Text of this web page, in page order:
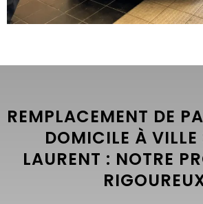
REMPLACEMENT DE
DOMICILE À
LAURENT : NOTRE